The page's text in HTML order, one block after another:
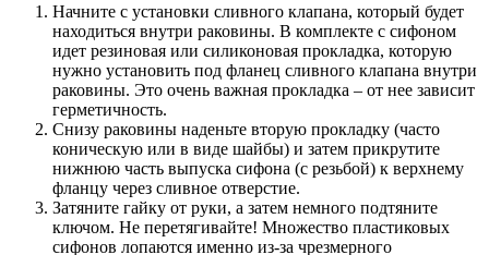
Начните с установки сливного клапана, который будет
находиться внутри раковины. В комплекте с сифоном
идет резиновая или силиконовая прокладка, которую
нужно установить под фланец сливного клапана внутри
раковины. Это очень важная прокладка – от нее зависит
герметичность.
Снизу раковины наденьте вторую прокладку (часто
коническую или в виде шайбы) и затем прикрутите
нижнюю часть выпуска сифона (с резьбой) к верхнему
фланцу через сливное отверстие.
Затяните гайку от руки, а затем немного подтяните
ключом. Не перетягивайте! Множество пластиковых
сифонов лопаются именно из-за чрезмерного